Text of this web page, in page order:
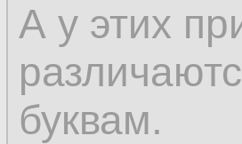
А у этих
буквам.